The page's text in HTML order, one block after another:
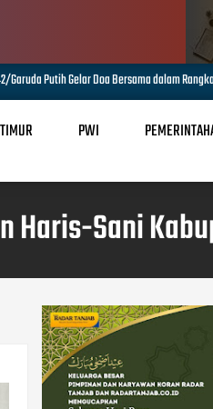
dalam Rangka HUT Ke-1 Kodam XX/Tuanku
PWI
Haris-Sani